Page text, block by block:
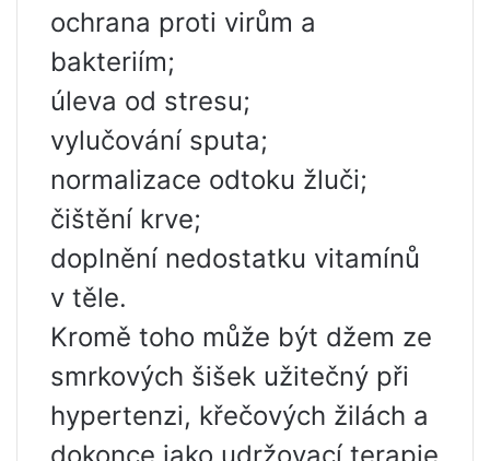
ochrana proti virům a
bakteriím;
úleva od stresu;
vylučování sputa;
normalizace odtoku žluči;
čištění krve;
doplnění nedostatku vitamínů
v těle.
Kromě toho může být džem ze
smrkových šišek užitečný při
hypertenzi, křečových žilách a